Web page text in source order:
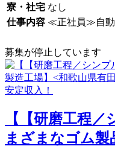
寮・社宅 なし
仕事内容 ≪正社員≫自動
募集が停止しています
【【研磨工程
まざまなゴム製